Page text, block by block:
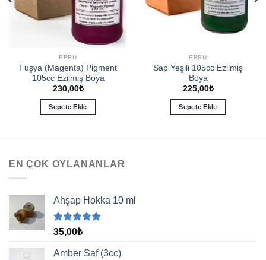
EBRU
Fuşya (Magenta) Pigment
105cc Ezilmiş Boya
230,00₺
Sepete Ekle
EBRU
Sap Yeşili 105cc Ezilmiş
Boya
225,00₺
Sepete Ekle
EN ÇOK OYLANANLAR
Ahşap Hokka 10 ml
5 üzerinden
aldı
35,00₺
Amber Saf (3cc)